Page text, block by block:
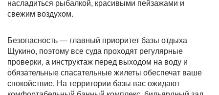
насладиться рыбалкой, красивыми пейзажами и
свежим воздухом.
Безопасность — главный приоритет базы отдыха
Щукино, поэтому все суда проходят регулярные
проверки, а инструктаж перед выходом на воду и
обязательные спасательные жилеты обеспечат ваше
спокойствие. На территории базы вас ожидают